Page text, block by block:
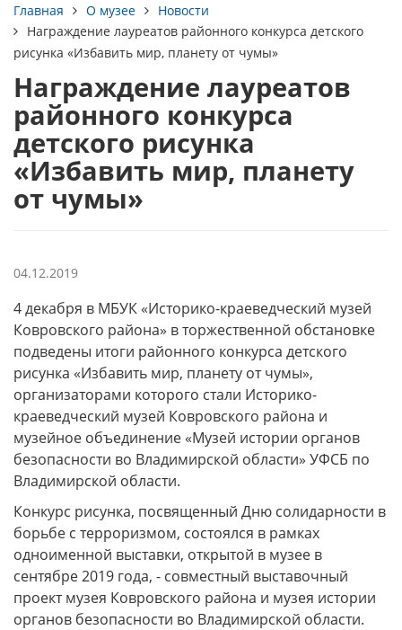
Главная О музее
Новости
Награждение лауреатов районного конкурса детского
рисунка «Избавить мир, планету от чумы»
Награждение лауреатов
районного конкурса
детского рисунка
«Избавить мир, планету
от чумы»
04.12.2019
4 декабря в МБУК «Историко-краеведческий музей
Ковровского района» в торжественной обстановке
подведены итоги районного конкурса детского
рисунка «Избавить мир, планету от чумы»,
организаторами которого стали Историко-
краеведческий музей Ковровского района и
музейное объединение «Музей истории органов
безопасности во Владимирской области» УФСБ по
Владимирской области.
Конкурс рисунка, посвященный Дню солидарности в
борьбе с терроризмом, состоялся в рамках
одноименной выставки, открытой в музее в
сентябре 2019 года, - совместный выставочный
проект музея Ковровского района и музея истории
органов безопасности во Владимирской области.